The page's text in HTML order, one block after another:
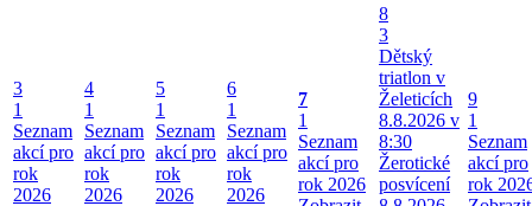
3
1
Seznam
akcí pro
rok
2026
4
1
Seznam
akcí pro
rok
2026
5
1
Seznam
akcí pro
rok
2026
6
1
Seznam
akcí pro
rok
2026
7
1
Seznam
akcí pro
rok 2026
8
3
Dětský
triatlon v
Želeticích
8.8.2026 v
8:30
Žerotické
posvícení
9
1
Seznam
akcí pro
rok